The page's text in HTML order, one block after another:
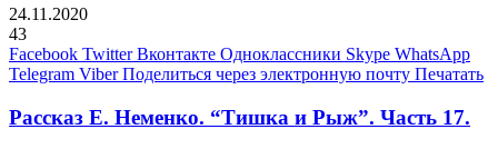
24.11.2020
43
Facebook Twitter Вконтакте Одноклассники Skype WhatsApp
Telegram Viber Поделиться через электронную почту Печатать
Рассказ Е. Неменко. “Тишка и Рыж”. Часть 17.